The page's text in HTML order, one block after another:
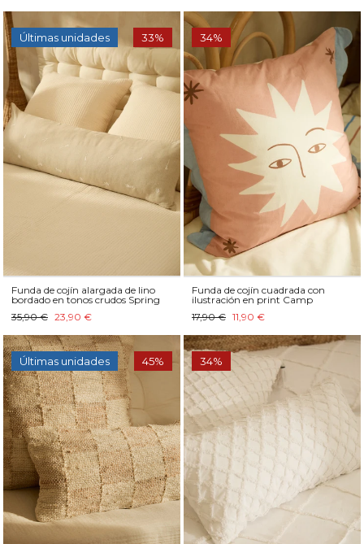
Últimas unidades 33%
Funda de cojín alargada de lino
bordado en tonos crudos Spring
35,90 € 23,90 €
34%
Funda de cojín cuadrada con
ilustración en print Camp
17,90 € 11,90 €
Últimas unidades 45% 34%